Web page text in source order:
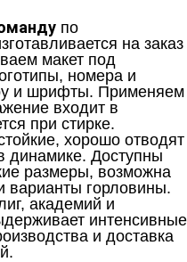
по
на заказ
макет под
номера и
и шрифты. Применяем
входит в
при стирке.
хорошо отводят
динамике. Доступны
размеры, возможна
варианты горловины.
академий и
интенсивные
и доставка